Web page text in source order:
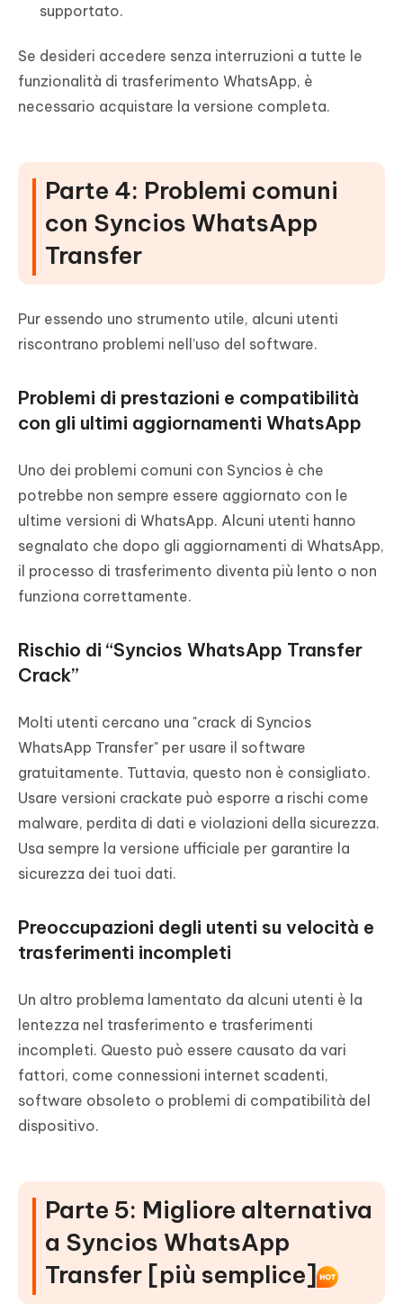
supportato.
Se desideri accedere senza interruzioni a tutte le
funzionalità di trasferimento WhatsApp, è
necessario acquistare la versione completa.
Parte 4: Problemi comuni
con Syncios WhatsApp
Transfer
Pur essendo uno strumento utile, alcuni utenti
riscontrano problemi nell’uso del software.
Problemi di prestazioni e compatibilità
con gli ultimi aggiornamenti WhatsApp
Uno dei problemi comuni con Syncios è che
potrebbe non sempre essere aggiornato con le
ultime versioni di WhatsApp. Alcuni utenti hanno
segnalato che dopo gli aggiornamenti di WhatsApp,
il processo di trasferimento diventa più lento o non
funziona correttamente.
Rischio di “Syncios WhatsApp Transfer
Crack”
Molti utenti cercano una "crack di Syncios
WhatsApp Transfer" per usare il software
gratuitamente. Tuttavia, questo non è consigliato.
Usare versioni crackate può esporre a rischi come
malware, perdita di dati e violazioni della sicurezza.
Usa sempre la versione ufficiale per garantire la
sicurezza dei tuoi dati.
Preoccupazioni degli utenti su velocità e
trasferimenti incompleti
Un altro problema lamentato da alcuni utenti è la
lentezza nel trasferimento e trasferimenti
incompleti. Questo può essere causato da vari
fattori, come connessioni internet scadenti,
software obsoleto o problemi di compatibilità del
dispositivo.
Parte 5: Migliore alternativa
a Syncios WhatsApp
Transfer [più semplice]